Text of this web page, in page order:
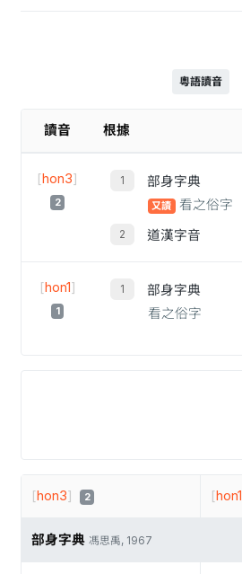
粵語讀音
讀音 根據
[hon3]
2
部身字典
又讀 看之俗字
道漢字音
[hon1]
1
部身字典
看之俗字
[hon3] 2 [hon1
部身字典 馮思禹, 1967